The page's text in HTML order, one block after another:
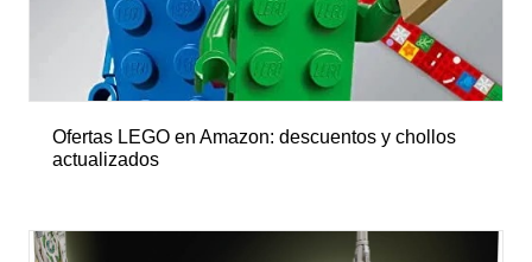
Ofertas LEGO en Amazon: descuentos y chollos
actualizados